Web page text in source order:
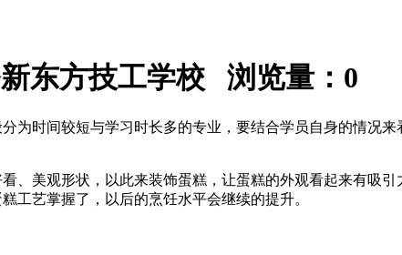
东方技工学校 浏览量： 0
为时间较短与学习时长多的专业，要结合学员自身的情况
、美观形状，以此来装饰蛋糕，让蛋糕的外观看起来有吸
工艺掌握了，以后的烹饪水平会继续的提升。